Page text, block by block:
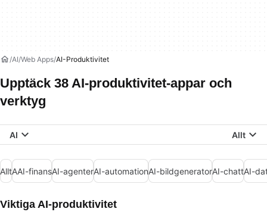
AI Web Apps AI-Produktivitet
Upptäck 38 AI-produktivitet-appar och
verktyg
AI Allt
AlltAAI-finansAI-agenterAI-automationAI-bildgeneratorAI-chattAI-
Viktiga AI-produktivitet